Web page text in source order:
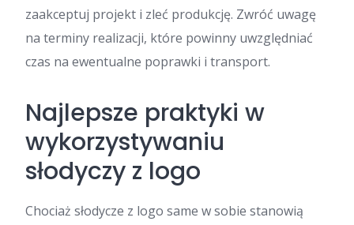
zaakceptuj projekt i zleć produkcję. Zwróć uwagę
na terminy realizacji, które powinny uwzględniać
czas na ewentualne poprawki i transport.
Najlepsze praktyki w
wykorzystywaniu
słodyczy z logo
Chociaż słodycze z logo same w sobie stanowią